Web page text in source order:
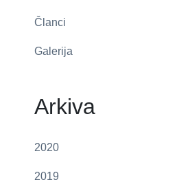
Članci
Galerija
Arkiva
2020
2019